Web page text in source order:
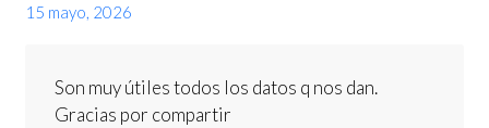
15 mayo, 2026
Son muy útiles todos los datos q nos dan.
Gracias por compartir